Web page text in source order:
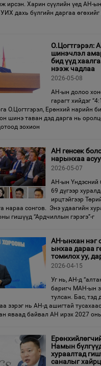
ирсэн. Харин сүүлийн үед АН-
УИХ дахь бүлгийн даргаа
О.Цогтгэрэл:
шинэчлэл
бид үүд
нээж чадлаа
2026-05-08
АН-ын долоо
гарагт хийдэг
О.Цогтгэрэл, Ерөнхий нарийн
шинэ таван дэд дарга нь
зохион
АН генсек
нарынхаа
2026-05-07
АН-ын Үндэсний
69 дүгээр
ирцтэйгээр
нараа сонгов. Энэ удаагийн
гишүүд “Ардчиллын гэрэгэ”-г
АН-ынхан нэг
ынхаа дараа
томилох уу,
2026-04-15
Уг нь, АН-д
баригч МАН-ын
тулсан. Бас, тэд
зэрэг нь АН-д ашигтай
яваад байвал АН ирэх 2027
Намын
хураалтад
саналыг